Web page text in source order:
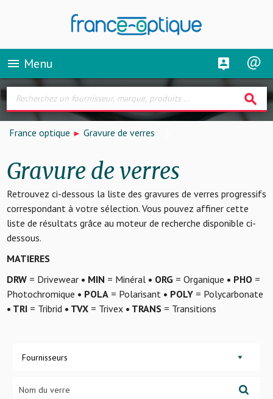
menu Menu
search
France optique Gravure de verres
Gravure de verres
Retrouvez ci-dessous la liste des gravures de verres progressifs
correspondant à votre sélection. Vous pouvez affiner cette
liste de résultats grâce au moteur de recherche disponible ci-
dessous.
MATIERES
DRW= Drivewear • MIN = Minéral • ORG= Organique • PHO=
Photochromique • POLA= Polarisant • POLY= Polycarbonate
• TRI= Tribrid • TVX= Trivex • TRANS= Transitions
Fournisseurs